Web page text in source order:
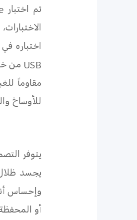
تم اختبار
اختباره في بيئات قاسية تتراوح
USB من خلال
مقاوماً
للأوساخ
يتوفر
يجسد
وإحساس
أو